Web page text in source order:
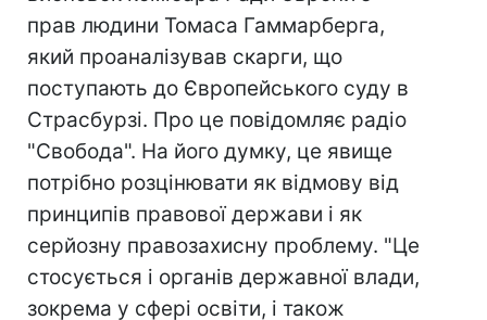
прав людини Томаса Гаммарберга,
який проаналізував скарги, що
поступають до Європейського суду в
Страсбурзі. Про це повідомляє радіо
"Свобода". На його думку, це явище
потрібно розцінювати як відмову від
принципів правової держави і як
серйозну правозахисну проблему. "Це
стосується і органів державної влади,
зокрема у сфері освіти, і також